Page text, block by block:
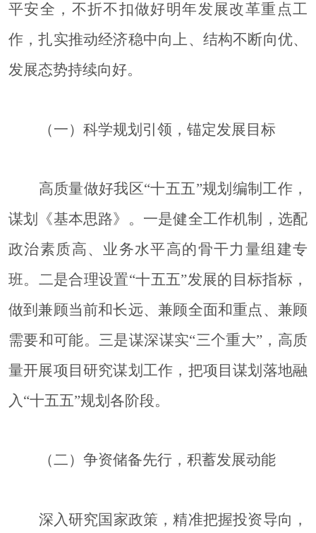
平安全，不折不扣做好明年发展改革重点工
作，扎实推动经济稳中向上、结构不断向优、
发展态势持续向好。
（一）科学规划引领，锚定发展目标
高质量做好我区“十五五”规划编制工作，
谋划《基本思路》。 一是健全工作机制，选配
政治素质高、业务水平高的骨干力量组建专
班。 二是合理设置“十五五”发展的目标指标，
做到兼顾当前和长远、兼顾全面和重点、兼顾
需要和可能。三是谋深谋实“三个重大”，高质
量开展项目研究谋划工作，把项目谋划落地融
入“十五五”规划各阶段。
（二）争资储备先行，积蓄发展动能
深入研究国家政策，精准把握投资导向，